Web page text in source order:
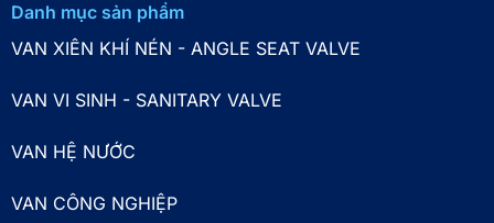
Danh mục sản phẩm
VAN XIÊN KHÍ NÉN - ANGLE SEAT VALVE
VAN VI SINH - SANITARY VALVE
VAN HỆ NƯỚC
VAN CÔNG NGHIỆP